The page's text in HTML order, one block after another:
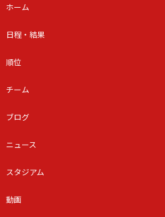
ホーム
日程・結果
順位
チーム
ブログ
ニュース
スタジアム
動画